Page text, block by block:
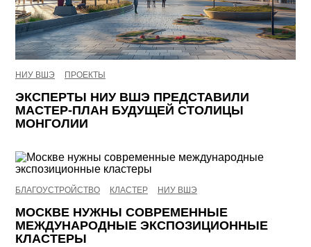
НИУ ВШЭ ПРОЕКТЫ
ЭКСПЕРТЫ НИУ ВШЭ ПРЕДСТАВИЛИ
МАСТЕР-ПЛАН БУДУЩЕЙ СТОЛИЦЫ
МОНГОЛИИ
БЛАГОУСТРОЙСТВО КЛАСТЕР НИУ ВШЭ
МОСКВЕ НУЖНЫ СОВРЕМЕННЫЕ
МЕЖДУНАРОДНЫЕ ЭКСПОЗИЦИОННЫЕ
КЛАСТЕРЫ